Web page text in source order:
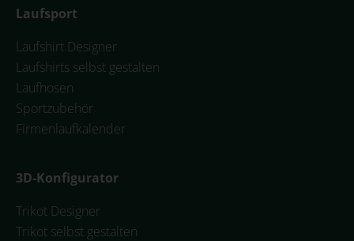
Laufsport
Laufshirt Designer
Laufshirts selbst gestalten
Laufhosen
Sportzubehör
Firmenlaufkalender
3D-Konfigurator
Trikot Designer
Trikot selbst gestalten